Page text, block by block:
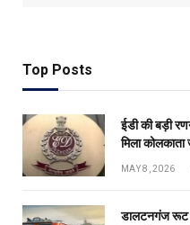
Top Posts
ईडी की बड़ी
मिला कोलकाता
MAY 8, 2026
डालटनगंज रूट